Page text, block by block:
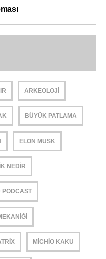
ARKEOLOJI
BÜYÜK PATLAMA
ELON MUSK
NEDIR
PODCAST
MICHIO KAKU